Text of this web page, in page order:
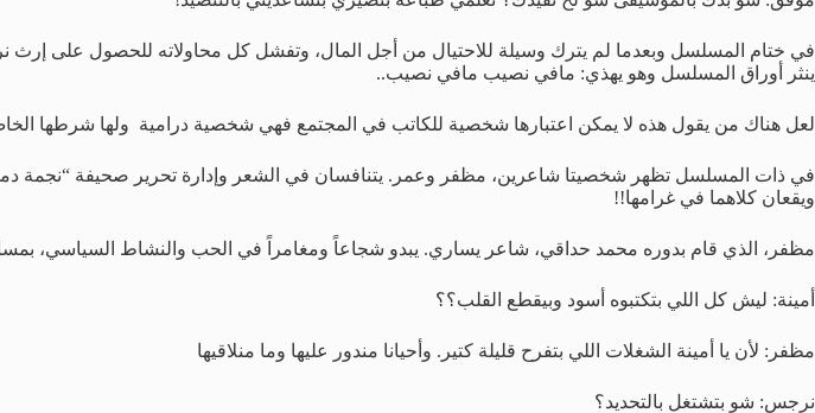
في ختام المسلسل وبعدما لم يترك وسيلة للاحتيال من أجل المال، وتفشل كل محاولاته للحصول على
ينثر أوراق المسلسل وهو يهذي: مافي نصيب مافي نصيب..
لعل هناك من يقول هذه لا يمكن اعتبارها شخصية للكاتب في المجتمع فهي شخصية درامية ولها شرطها
في ذات المسلسل تظهر شخصيتا شاعرين، مظفر وعمر. يتنافسان في الشعر وإدارة تحرير صحيفة “نجمة
ويقعان كلاهما في غرامها!!
مظفر، الذي قام بدوره محمد حداقي، شاعر يساري. يبدو شجاعاً ومغامراً في الحب والنشاط السياسي،
أمينة: ليش كل اللي بتكتبوه أسود وبيقطع القلب؟؟
مظفر: لأن يا أمينة الشغلات اللي بتفرح قليلة كتير. وأحيانا مندور عليها وما منلاقيها
نرجس: شو بتشتغل بالتحديد؟